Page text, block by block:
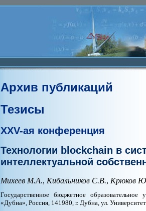
Архив публикаций
Тезисы
XXV-ая конференция
Технологии blockchain в
интеллектуальной
Михеев М.А., Кибальников С.В., Крюков
Государственное бюджетное
«Дубна», Россия, 141980, г. Дубна, ул.